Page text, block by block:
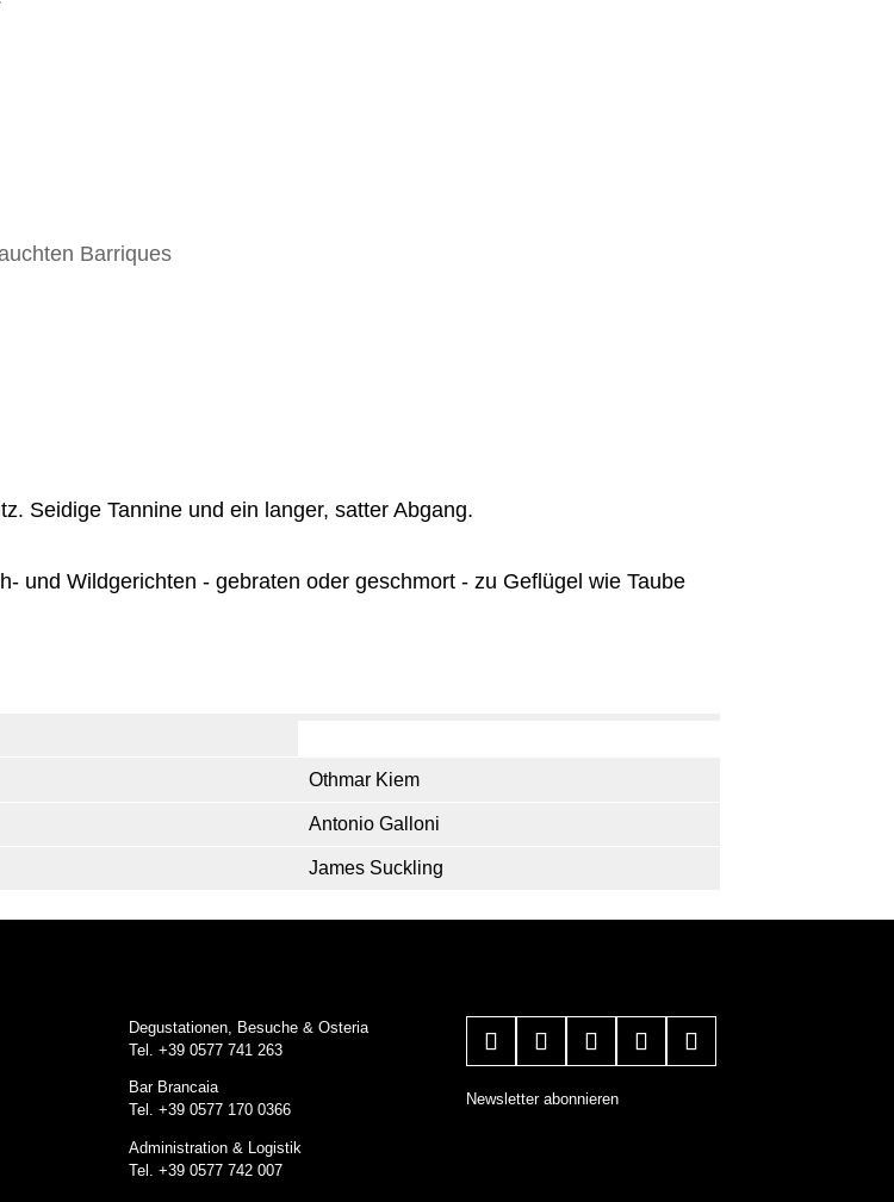
Barriques
Seidige Tannine und ein langer, satter Abgang.
und Wildgerichten - gebraten oder geschmort - zu Geflügel wie Taube
Othmar Kiem
Antonio Galloni
James Suckling
Degustationen, Besuche & Osteria
Tel. +39 0577 741 263
Bar Brancaia
Tel. +39 0577 170 0366
Administration & Logistik
Tel. +39 0577 742 007
Newsletter abonnieren